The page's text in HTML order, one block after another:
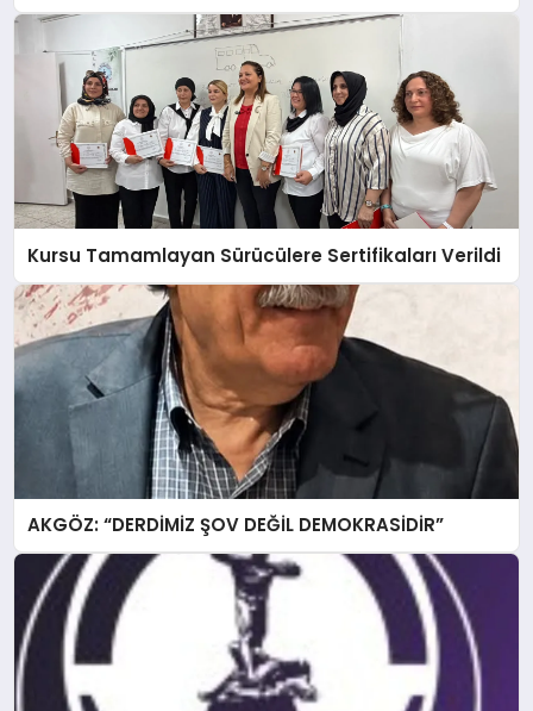
Kursu Tamamlayan Sürücülere Sertifikaları Verildi
AKGÖZ: “DERDİMİZ ŞOV DEĞİL DEMOKRASİDİR”